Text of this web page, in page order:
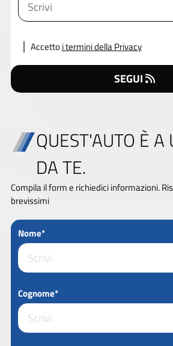
Accettoi termini della Privacy
SEGUI
QUEST'AUTO È A
DA TE.
Compila il form e richiedici informazioni.
brevissimi
Nome*
Cognome*